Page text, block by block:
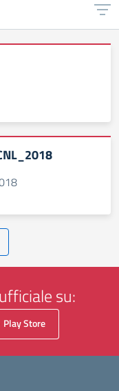
su:
Play Store